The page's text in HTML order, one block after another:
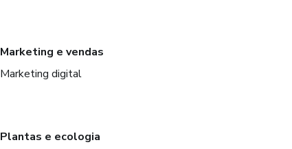
Marketing e vendas
Marketing digital
Plantas e ecologia